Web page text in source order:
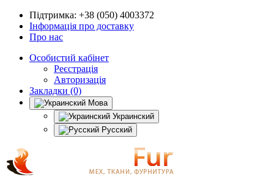
Підтримка: +38 (050) 4003372
Інформація про доставку
Про нас
Особистий кабінет
Реєстрація
Авторизація
Закладки (0)
Мова
Украинский
Русский